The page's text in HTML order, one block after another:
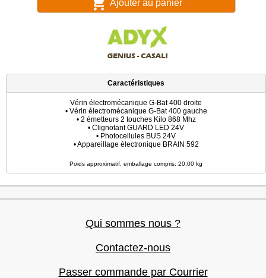
Ajouter au panier
Caractéristiques
Vérin électromécanique G-Bat 400 droite
• Vérin électromécanique G-Bat 400 gauche
• 2 émetteurs 2 touches Kilo 868 Mhz
• Clignotant GUARD LED 24V
• Photocellules BUS 24V
• Appareillage électronique BRAIN 592
Poids approximatif, emballage compris: 20.00 kg
Qui sommes nous ?
Contactez-nous
Passer commande par Courrier